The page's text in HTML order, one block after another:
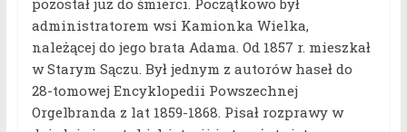
pozostał już do śmierci. Początkowo był
administratorem wsi Kamionka Wielka,
należącej do jego brata Adama. Od 1857 r. mieszkał
w Starym Sączu. Był jednym z autorów haseł do
28-tomowej Encyklopedii Powszechnej
Orgelbranda z lat 1859-1868. Pisał rozprawy w